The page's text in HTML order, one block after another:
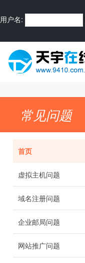
用户名:
常见问题
首页
虚拟主机问题
域名注册问题
企业邮局问题
网站推广问题